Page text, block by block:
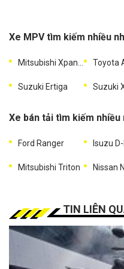
Xe MPV tìm kiếm nhiều
Mitsubishi Xpander Toyota
Suzuki Ertiga Suzuki
Xe bán tải tìm kiếm nhiều
Ford Ranger Isuzu
Mitsubishi Triton Nissan
TIN LIÊN